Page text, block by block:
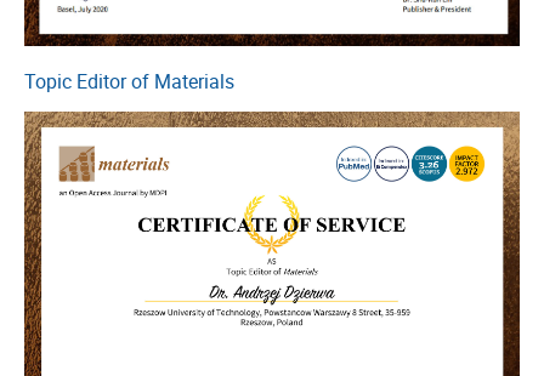
Topic Editor of Materials